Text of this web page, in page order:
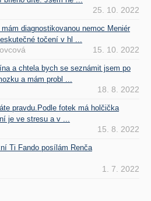
25. 10. 2022
diagnostikovanou nemoc Meniér
točení v hl ...
15. 10. 2022
a chtela bych se seznámit jsem po
a mám probl ...
18. 8. 2022
pravdu.Podle fotek má holčička
je ve stresu a v ...
15. 8. 2022
Ti Fando posílám Renča
1. 7. 2022